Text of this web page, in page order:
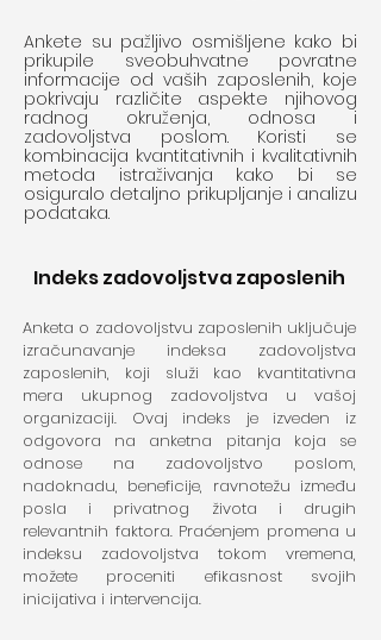
Ankete su pažljivo osmišljene kako bi
prikupile sveobuhvatne povratne
informacije od vaših zaposlenih, koje
pokrivaju različite aspekte njihovog
radnog okruženja, odnosa i
zadovoljstva poslom. Koristi se
kombinacija kvantitativnih i kvalitativnih
metoda istraživanja kako bi se
osiguralo detaljno prikupljanje i analizu
podataka.
Indeks zadovoljstva zaposlenih
Anketa o zadovoljstvu zaposlenih uključuje
izračunavanje indeksa zadovoljstva
zaposlenih, koji služi kao kvantitativna
mera ukupnog zadovoljstva u vašoj
organizaciji. Ovaj indeks je izveden iz
odgovora na anketna pitanja koja se
odnose na zadovoljstvo poslom,
nadoknadu, beneficije, ravnotežu između
posla i privatnog života i drugih
relevantnih faktora. Praćenjem promena u
indeksu zadovoljstva tokom vremena,
možete proceniti efikasnost svojih
inicijativa i intervencija.